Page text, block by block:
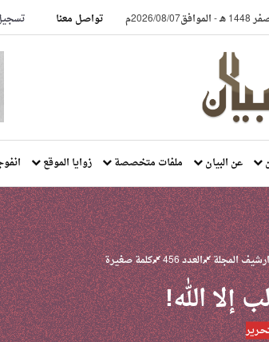
-الموافق2026/08/07م تواصل معنا
عن البيان ملفات متخصصة زوايا الموقع
ارشيف المجلة العدد 456 كلمة صغيرة
إلا الله!